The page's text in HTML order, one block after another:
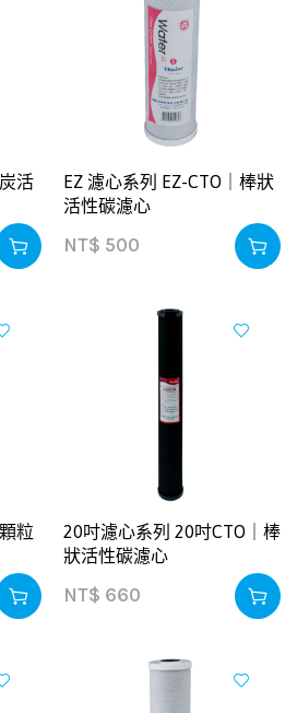
活
EZ 濾心系列 EZ-CTO｜棒狀
活性碳濾心
NT$ 500
粒
20吋濾心系列 20吋CTO｜棒
狀活性碳濾心
NT$ 660